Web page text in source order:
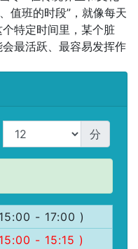
值班的时段”，就像每天
特定时间里，某个脏
最活跃、最容易发挥作
分
- 17:00 )
- 15:15 )